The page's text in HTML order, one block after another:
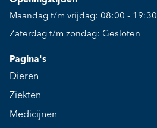
Maandag t/m vrijdag: 08:00 - 19:30
Zaterdag t/m zondag: Gesloten
Pagina's
Dieren
Ziekten
Medicijnen